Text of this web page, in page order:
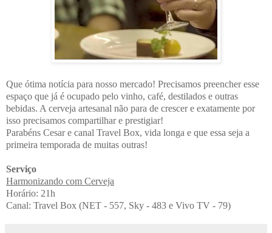
Que ótima notícia para nosso mercado! Precisamos preencher esse
espaço que já é ocupado pelo vinho, café, destilados e outras
bebidas. A cerveja artesanal não para de crescer e exatamente por
isso precisamos compartilhar e prestigiar!
Parabéns Cesar e canal Travel Box, vida longa e que essa seja a
primeira temporada de muitas outras!
Serviço
Harmonizando com Cerveja
Horário: 21h
Canal: Travel Box (NET - 557, Sky - 483 e Vivo TV - 79)